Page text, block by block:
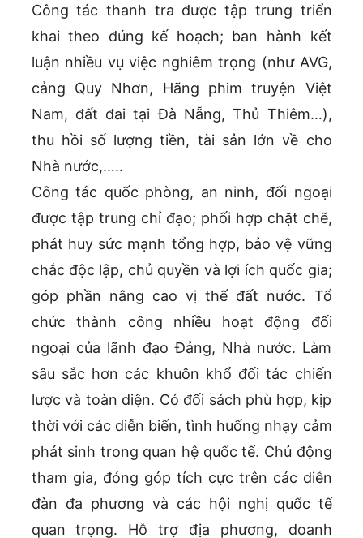
Công tác thanh tra được tập trung triển
khai theo đúng kế hoạch; ban hành kết
luận nhiều vụ việc nghiêm trọng (như AVG,
cảng Quy Nhơn, Hãng phim truyện Việt
Nam, đất đai tại Đà Nẵng, Thủ Thiêm…),
thu hồi số lượng tiền, tài sản lớn về cho
Nhà nước,…..
Công tác quốc phòng, an ninh, đối ngoại
được tập trung chỉ đạo; phối hợp chặt chẽ,
phát huy sức mạnh tổng hợp, bảo vệ vững
chắc độc lập, chủ quyền và lợi ích quốc gia;
góp phần nâng cao vị thế đất nước. Tổ
chức thành công nhiều hoạt động đối
ngoại của lãnh đạo Đảng, Nhà nước. Làm
sâu sắc hơn các khuôn khổ đối tác chiến
lược và toàn diện. Có đối sách phù hợp, kịp
thời với các diễn biến, tình huống nhạy cảm
phát sinh trong quan hệ quốc tế. Chủ động
tham gia, đóng góp tích cực trên các diễn
đàn đa phương và các hội nghị quốc tế
quan trọng. Hỗ trợ địa phương, doanh